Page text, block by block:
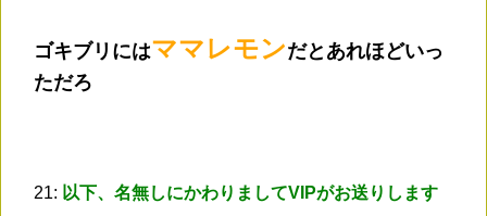
ゴキブリにはママレモンだとあれほどいっ
ただろ
21: 以下、名無しにかわりましてVIPがお送りします